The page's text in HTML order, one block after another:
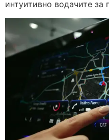
интуитивно водачите за